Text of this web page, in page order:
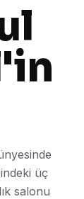
üç
salonu